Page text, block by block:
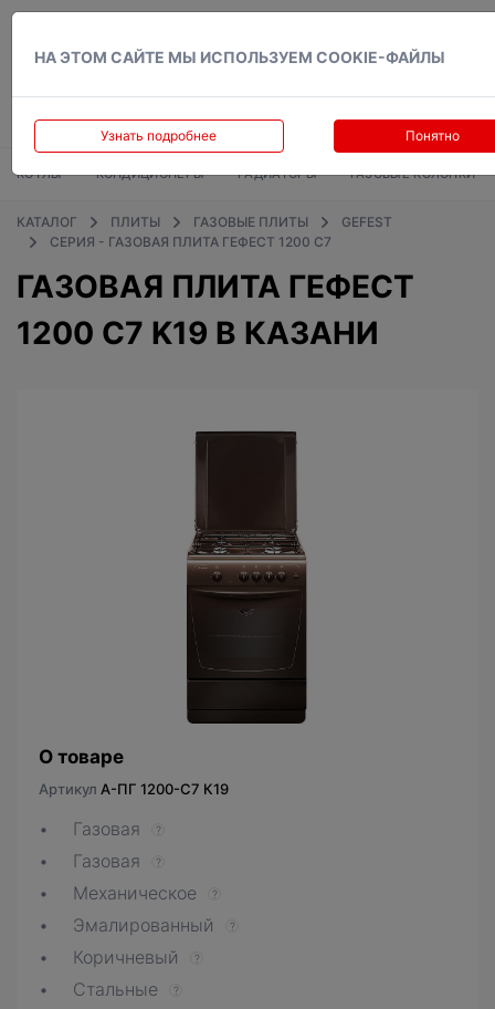
НА ЭТОМ САЙТЕ МЫ ИСПОЛЬЗУЕМ COOKIE-ФАЙЛЫ
Узнать подробнее Понятно
КОТЛЫ КОНДИЦИОНЕРЫ РАДИАТОРЫ ГАЗОВЫЕ КОЛОНКИ
КАТАЛОГ ПЛИТЫ ГАЗОВЫЕ ПЛИТЫ
GEFEST
СЕРИЯ - ГАЗОВАЯ ПЛИТА ГЕФЕСТ 1200 С7
ГАЗОВАЯ ПЛИТА ГЕФЕСТ
1200 C7 K19 В КАЗАНИ
О товаре
Артикул A-ПГ 1200-С7 К19
Газовая ?
Газовая ?
Механическое ?
Эмалированный ?
Коричневый ?
Стальные ?